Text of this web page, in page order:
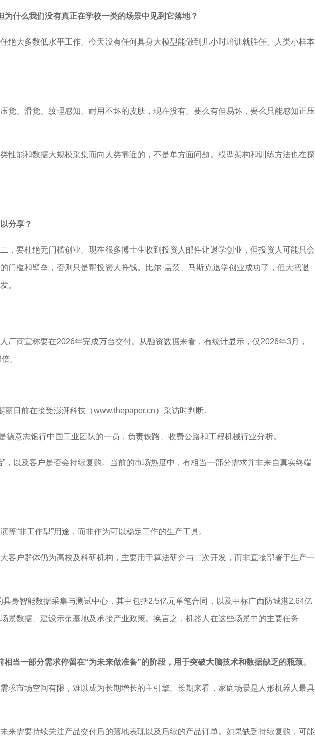
什么我们没有真正在学校一类的场景中见到它落地？
大多数低水平工作。今天没有任何具身大模型能做到几小时培训就胜任。人类小样本
、滑觉、纹理感知、耐用不坏的皮肤，现在没有。要么有但易坏，要么只能感知正压
能和数据大规模采集而向人类靠近的，不是单方面问题。模型架构和训练方法也在探
分享？
要杜绝无门槛创业。现在很多博士生收到投资人邮件让退学创业，但投资人可能只会
槛和壁垒，否则只是帮投资人挣钱。比尔·盖茨、马斯克退学创业成功了，但大把退
。
商宣称要在2026年完成万台交付。从融资数据来看，有统计显示，仅2026年3月，
。
日前在接受澎湃科技（www.thepaper.cn）采访时判断。
意志银行中国工业团队的一员，负责铁路、收费公路和工程机械行业分析。
以及客户是否会持续复购。当前的市场热度中，有相当一部分需求并非来自真实终端
“非工作型”用途，而非作为可以稳定工作的生产工具。
户群体仍为高校及科研机构，主要用于算法研究与二次开发，而非直接部署于生产一
身智能数据采集与测试中心，其中包括2.5亿元单笔合同，以及中标广西防城港2.64亿
数据、建设示范基地及承接产业政策。换言之，机器人在这些场景中的主要任务
相当一部分需求停留在“为未来做准备”的阶段，用于突破大脑技术和数据缺乏的瓶颈。
市场空间有限，难以成为长期增长的主引擎。长期来看，家庭场景是人形机器人最具
需要持续关注产品交付后的落地表现以及后续的产品订单。如果缺乏持续复购，可能